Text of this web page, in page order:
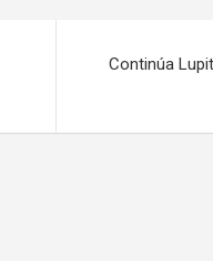
Continúa